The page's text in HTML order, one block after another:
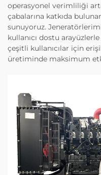
operasyonel verimliliği
çabalarına katkıda
sunuyoruz.
kullanıcı dostu
çeşitli kullanıcılar için
üretiminde maksimum